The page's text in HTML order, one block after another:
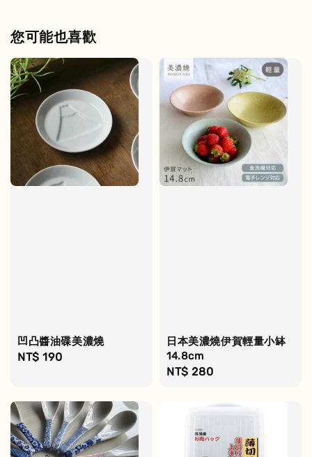
您可能也喜歡
凹凸醬油碟美濃燒
Regular
NT$ 190
日本美濃燒伊賀輕量小缽
14.8cm
Regular
NT$ 280